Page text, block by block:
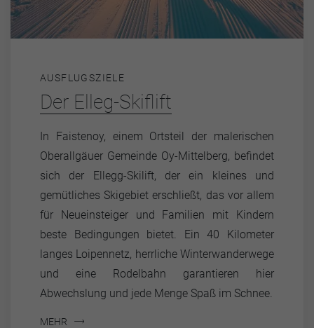
AUSFLUGSZIELE
Der Elleg-Skiflift
In Faistenoy, einem Ortsteil der malerischen
Oberallgäuer Gemeinde Oy-Mittelberg, befindet
sich der Ellegg-Skilift, der ein kleines und
gemütliches Skigebiet erschließt, das vor allem
für Neueinsteiger und Familien mit Kindern
beste Bedingungen bietet. Ein 40 Kilometer
langes Loipennetz, herrliche Winterwanderwege
und eine Rodelbahn garantieren hier
Abwechslung und jede Menge Spaß im Schnee.
MEHR